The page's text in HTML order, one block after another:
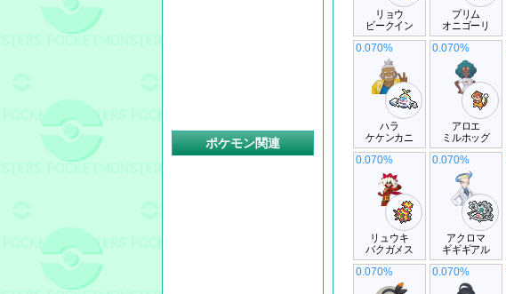
リョウ
ビークイン
プリム
オニゴーリ
ハラ
ケケンカニ
0.070%
アロエ
ミルホッグ
0.070%
リュウキ
バクガメス
0.070%
アクロマ
ギギギアル
0.070%
0.070% 0.070%
ポケモン関連